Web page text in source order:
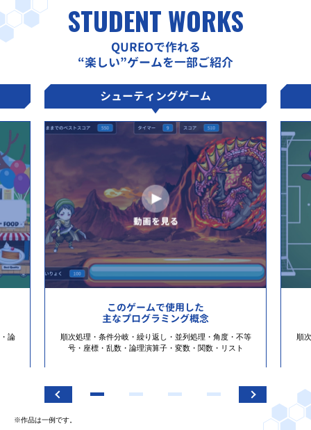
STUDENT WORKS
QUREOで作れる
“楽しい”ゲームを一部ご紹介
論
シューティングゲーム
このゲームで使用した
主なプログラミング概念
順次処理・条件分岐・繰り返し・並列処理・角度・不等
号・座標・乱数・論理演算子・変数・関数・リスト
順
※作品は一例です。